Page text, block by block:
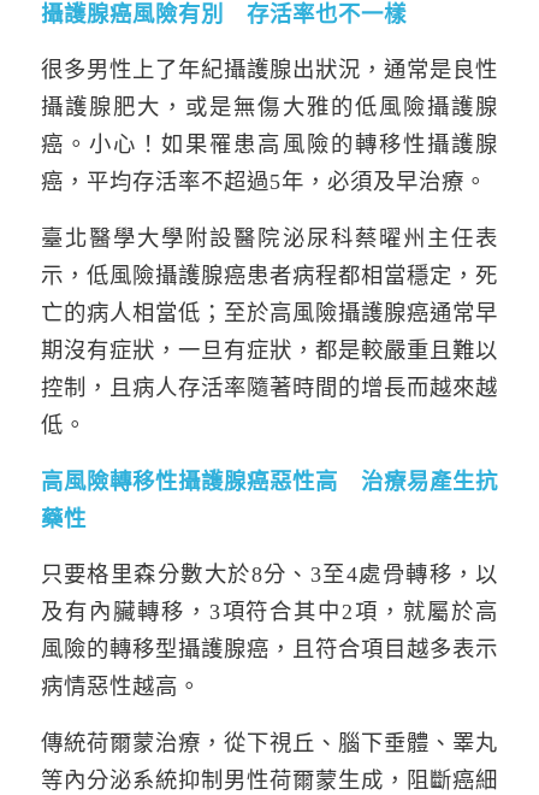
攝護腺癌風險有別 存活率也不一樣
很多男性上了年紀攝護腺出狀況，通常是良性
攝護腺肥大，或是無傷大雅的低風險攝護腺
癌。小心！如果罹患高風險的轉移性攝護腺
癌，平均存活率不超過5年，必須及早治療。
臺北醫學大學附設醫院泌尿科蔡曜州主任表
示，低風險攝護腺癌患者病程都相當穩定，死
亡的病人相當低；至於高風險攝護腺癌通常早
期沒有症狀，一旦有症狀，都是較嚴重且難以
控制，且病人存活率隨著時間的增長而越來越
低。
高風險轉移性攝護腺癌惡性高 治療易產生抗
藥性
只要格里森分數大於8分、3至4處骨轉移，以
及有內臟轉移，3項符合其中2項，就屬於高
風險的轉移型攝護腺癌，且符合項目越多表示
病情惡性越高。
傳統荷爾蒙治療，從下視丘、腦下垂體、睪丸
等內分泌系統抑制男性荷爾蒙生成，阻斷癌細